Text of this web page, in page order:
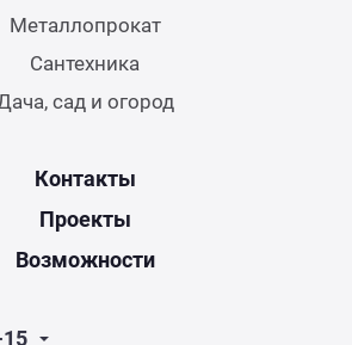
Металлопрокат
Сантехника
сад и огород
Контакты
Проекты
Возможности